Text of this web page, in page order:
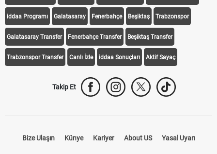
iddaa Programı Galatasaray Fenerbahçe Beşiktaş Trabzonspor
Galatasaray Transfer Fenerbahçe Transfer Beşiktaş Transfer
Trabzonspor Transfer Canlı İzle iddaa Sonuçları Aktif Sayaç
Takip Et
Bize Ulaşın Künye Kariyer About US Yasal Uyarı